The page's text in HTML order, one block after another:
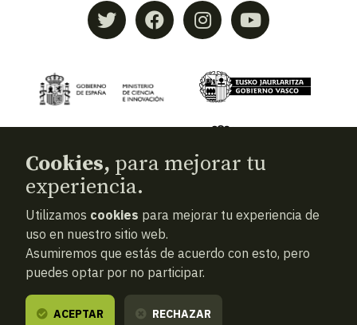
© 2026Aranzadi — Zientzia elkartea
Términos y condiciones
Política de privacidad
Cookies, para mejorar tu
experiencia.
Utilizamos cookies para mejorar tu experiencia de
uso en nuestro sitio web.
Asumiremos que estás de acuerdo con esto, pero
puedes optar por no participar.
ACEPTAR RECHAZAR